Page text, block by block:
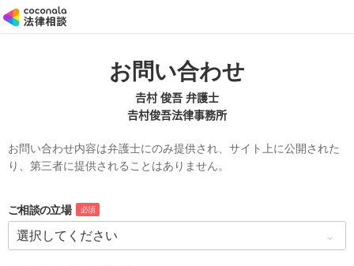
お問い合わせ
𠮷村 俊吾 弁護士
𠮷村俊吾法律事務所
お問い合わせ内容は弁護士にのみ提供され、サイト上に公開された
り、第三者に提供されることはありません。
ご相談の立場 必須